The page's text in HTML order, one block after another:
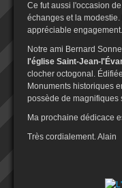
Ce fut aussi l'occasion
échanges et la
appréciable engagement.
Notre ami Bernard
l'église Saint-Jean-
clocher octogonal.
Monuments historiques
possède de magnifiques
Ma prochaine dédicace
Très cordialement. Alain